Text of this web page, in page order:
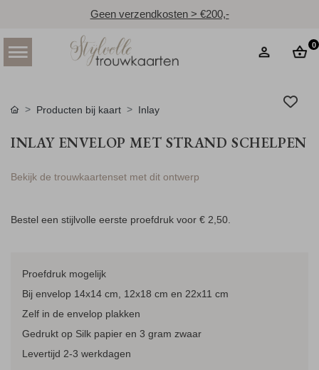
Geen verzendkosten > €200,-
0
Producten bij kaart Inlay
INLAY ENVELOP MET STRAND SCHELPEN
Bekijk de trouwkaartenset met dit ontwerp
Bestel een stijlvolle eerste proefdruk voor € 2,50.
Proefdruk mogelijk
Bij envelop 14x14 cm, 12x18 cm en 22x11 cm
Zelf in de envelop plakken
Gedrukt op Silk papier en 3 gram zwaar
Levertijd 2-3 werkdagen